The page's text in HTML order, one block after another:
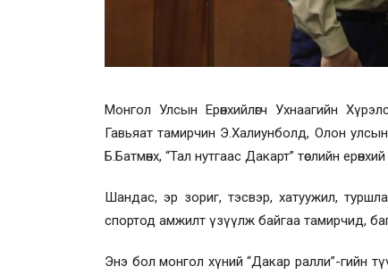
Монгол Улсын Ерөнхийлөгч Ухнаагийн
Гавьяат тамирчин Э.Халиунболд, Олон
Б.Батмөнх, “Тал нутгаас Дакарт” төслийн
Шандас, эр зориг, тэсвэр, хатуужил,
спортод амжилт үзүүлж байгаа тамирчид,
Энэ бол монгол хүний “Дакар ралли”-гийн